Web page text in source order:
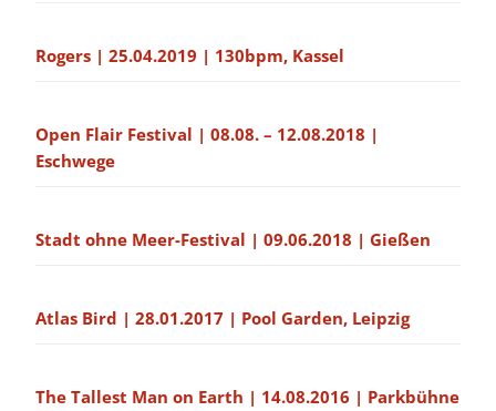
Rogers | 25.04.2019 | 130bpm, Kassel
Open Flair Festival | 08.08. – 12.08.2018 |
Eschwege
Stadt ohne Meer-Festival | 09.06.2018 | Gießen
Atlas Bird | 28.01.2017 | Pool Garden, Leipzig
The Tallest Man on Earth | 14.08.2016 | Parkbühne